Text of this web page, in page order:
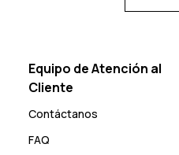
Equipo de Atención al
Cliente
Contáctanos
FAQ